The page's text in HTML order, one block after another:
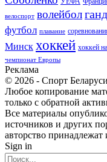
велоспорт волейбол
футбол плавание
Минск хоккей хоккей
чемпионат Европы
Реклама
© 2026 - Спорт
Любое копирование
только с обратной
Все материалы
источников и других
авторство
Sign in